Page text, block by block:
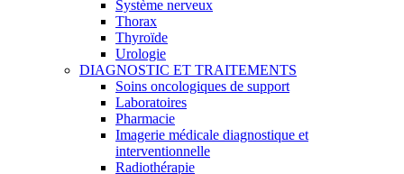
Système nerveux
Thorax
Thyroïde
Urologie
DIAGNOSTIC ET TRAITEMENTS
Soins oncologiques de support
Laboratoires
Pharmacie
Imagerie médicale diagnostique et
interventionnelle
Radiothérapie